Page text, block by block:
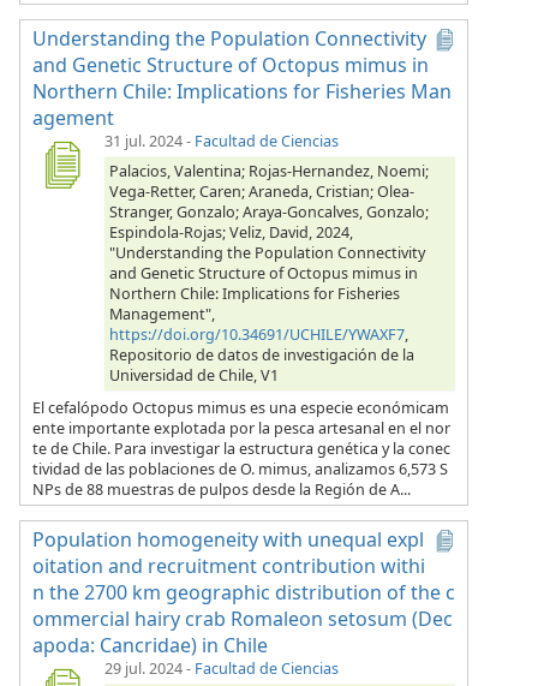
Understanding the Population Connectivity
and Genetic Structure of Octopus mimus in
Northern Chile: Implications for Fisheries Man
agement
31 jul. 2024- Facultad de Ciencias
Palacios, Valentina; Rojas-Hernandez, Noemi;
Vega-Retter, Caren; Araneda, Cristian; Olea-
Stranger, Gonzalo; Araya-Goncalves, Gonzalo;
Espindola-Rojas; Veliz, David, 2024,
"Understanding the Population Connectivity
and Genetic Structure of Octopus mimus in
Northern Chile: Implications for Fisheries
Management",
https://doi.org/10.34691/UCHILE/YWAXF7,
Repositorio de datos de investigación de la
Universidad de Chile, V1
El cefalópodo Octopus mimus es una especie económicam
ente importante explotada por la pesca artesanal en el nor
te de Chile. Para investigar la estructura genética y la conec
tividad de las poblaciones de O. mimus, analizamos 6,573 S
NPs de 88 muestras de pulpos desde la Región de A...
Population homogeneity with unequal expl
oitation and recruitment contribution withi
n the 2700 km geographic distribution of the c
ommercial hairy crab Romaleon setosum (Dec
apoda: Cancridae) in Chile
29 jul. 2024- Facultad de Ciencias